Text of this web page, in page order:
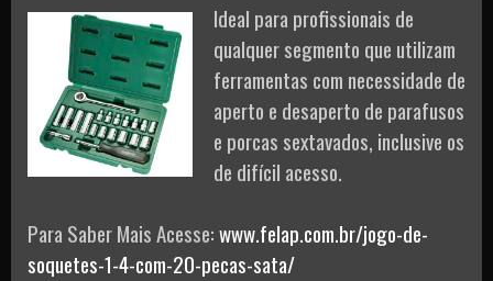
Ideal para profissionais de
qualquer segmento que utilizam
ferramentas com necessidade de
aperto e desaperto de parafusos
e porcas sextavados, inclusive os
de difícil acesso.
Para Saber Mais Acesse:www.felap.com.br/jogo-de-
soquetes-1-4-com-20-pecas-sata/